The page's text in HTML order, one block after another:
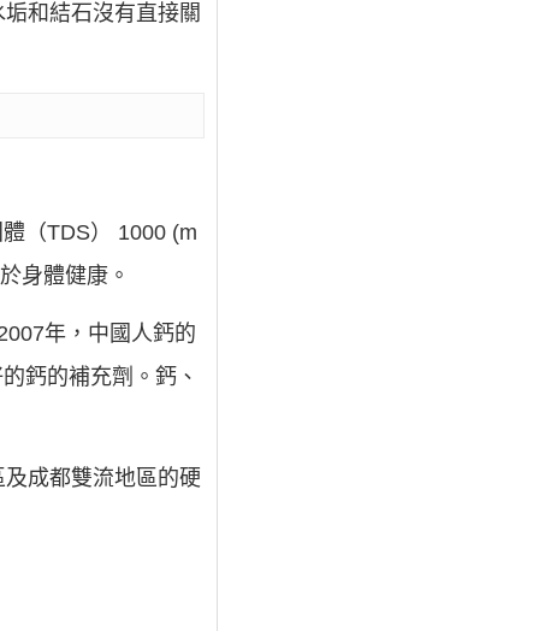
和結石沒有直接關
（TDS） 1000 (m
身體健康。
年，中國人鈣的
鈣的補充劑。鈣、
成都雙流地區的硬